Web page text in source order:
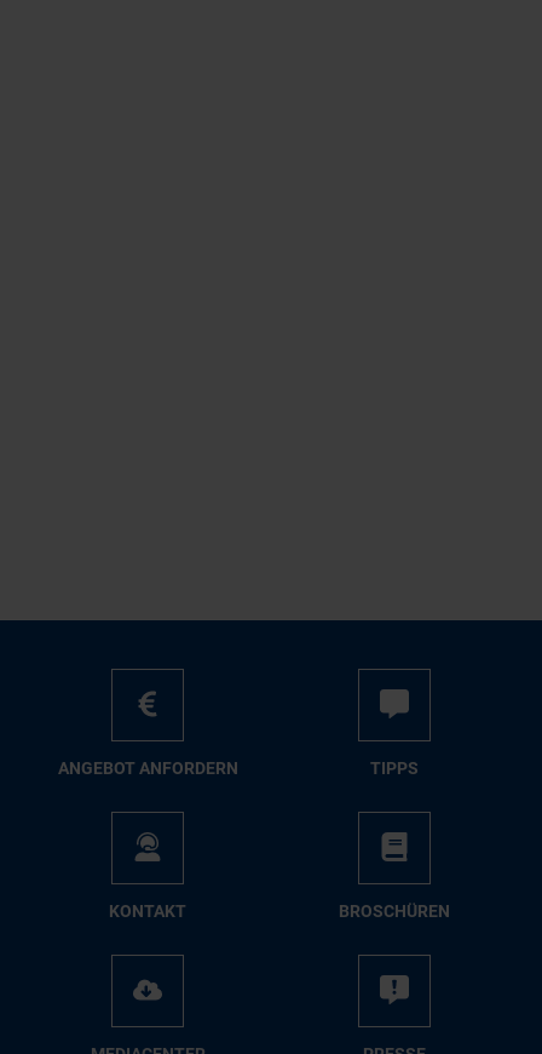
AN­GE­BOT AN­FOR­DERN TIPPS
KON­TAKT BRO­SCHÜ­REN